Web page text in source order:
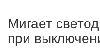
Мигает
при